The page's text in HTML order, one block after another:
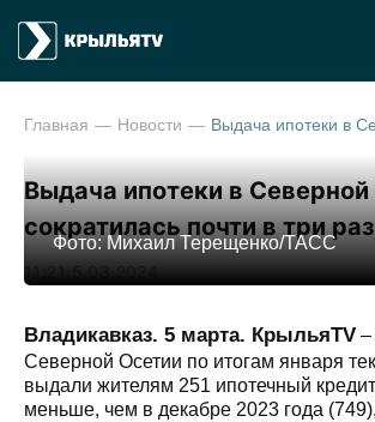
Главная Новости
Выдача ипотеки в
сократилась почти в три
11:21 5.03.2024
Фото: Михаил Терещенко/ТАСС
Владикавказ. 5 марта. КрыльяTV –
Северной Осетии по итогам января
выдали жителям 251 ипотечный
меньше, чем в декабре 2023 года